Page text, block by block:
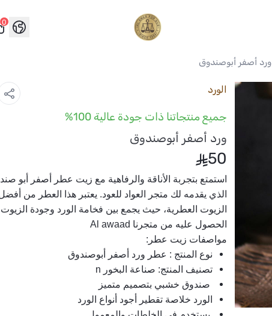
0
ورد أصفر أبوصندوق
الورد
جميع منتجاتنا ذات جودة عالية 100%
ورد أصفر أبوصندوق
50
الحصول عليه من متجرنا Al awaad
مواصفات زيت عطر:
نوع المنتج : عطر ورد أصفر أبوصندوق
تصنيف المنتج: صناعة البخور n
صندوق خشبي بتصميم متميز
الورد خلاصة تقطير أجود أنواع الورد